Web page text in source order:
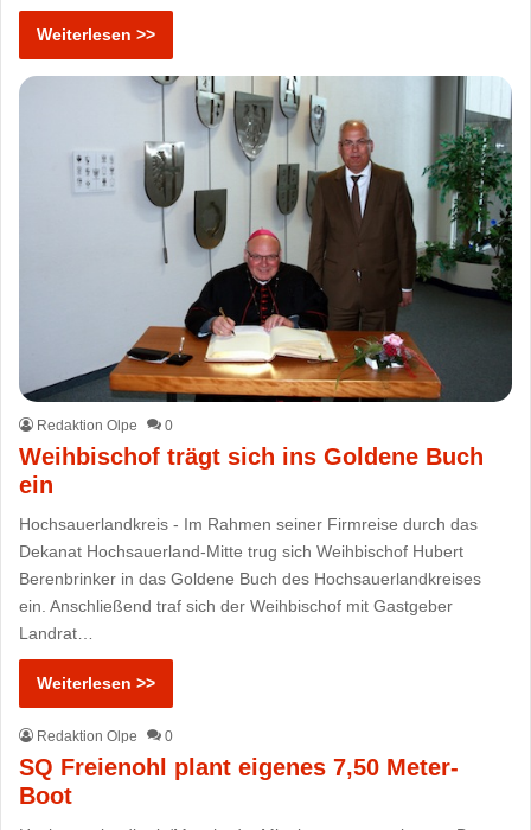
Weiterlesen >>
Redaktion Olpe 0
Weihbischof trägt sich ins Goldene Buch
ein
Hochsauerlandkreis - Im Rahmen seiner Firmreise durch das
Dekanat Hochsauerland-Mitte trug sich Weihbischof Hubert
Berenbrinker in das Goldene Buch des Hochsauerlandkreises
ein. Anschließend traf sich der Weihbischof mit Gastgeber
Landrat…
Weiterlesen >>
Redaktion Olpe 0
SQ Freienohl plant eigenes 7,50 Meter-
Boot